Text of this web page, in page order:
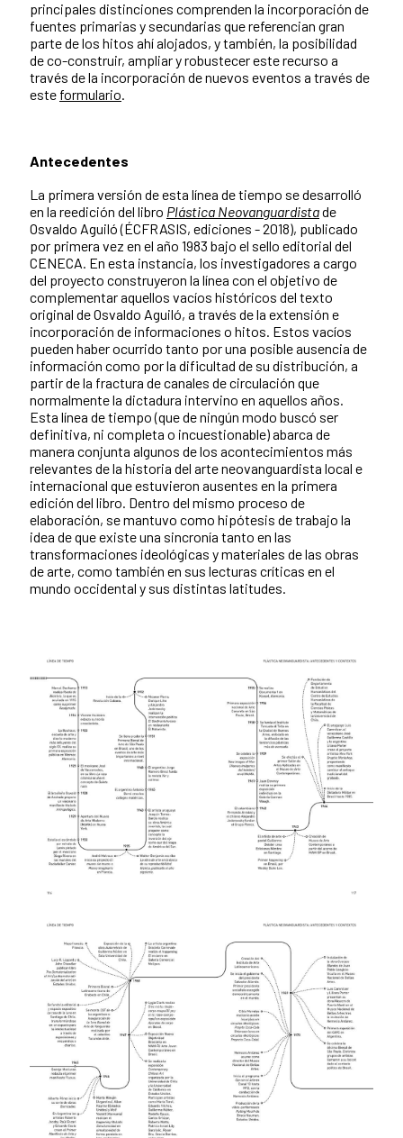
principales distinciones comprenden la incorporación de
fuentes primarias y secundarias que referencian gran
parte de los hitos ahí alojados, y también, la posibilidad
de co-construir, ampliar y robustecer este recurso a
través de la incorporación de nuevos eventos a través de
este formulario.
Antecedentes
La primera versión de esta línea de tiempo se desarrolló
en la reedición del libro Plástica Neovanguardistade
Osvaldo Aguiló (ÉCFRASIS, ediciones - 2018), publicado
por primera vez en el año 1983 bajo el sello editorial del
CENECA. En esta instancia, los investigadores a cargo
del proyecto construyeron la línea con el objetivo de
complementar aquellos vacíos históricos del texto
original de Osvaldo Aguiló, a través de la extensión e
incorporación de informaciones o hitos. Estos vacíos
pueden haber ocurrido tanto por una posible ausencia de
información como por la dificultad de su distribución, a
partir de la fractura de canales de circulación que
normalmente la dictadura intervino en aquellos años.
Esta línea de tiempo (que de ningún modo buscó ser
definitiva, ni completa o incuestionable) abarca de
manera conjunta algunos de los acontecimientos más
relevantes de la historia del arte neovanguardista local e
internacional que estuvieron ausentes en la primera
edición del libro. Dentro del mismo proceso de
elaboración, se mantuvo como hipótesis de trabajo la
idea de que existe una sincronía tanto en las
transformaciones ideológicas y materiales de las obras
de arte, como también en sus lecturas críticas en el
mundo occidental y sus distintas latitudes.